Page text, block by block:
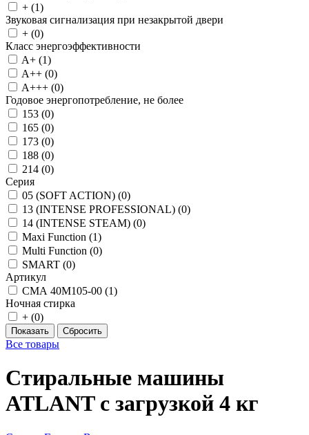
+ (1)
Звуковая сигнализация при незакрытой двери
+ (0)
Класс энергоэффективности
A+ (1)
A++ (0)
A+++ (0)
Годовое энергопотребление, не более
153 (0)
165 (0)
173 (0)
188 (0)
214 (0)
Серия
05 (SOFT ACTION) (0)
13 (INTENSE PROFESSIONAL) (0)
14 (INTENSE STEAM) (0)
Maxi Function (1)
Multi Function (0)
SMART (0)
Артикул
СМА 40М105-00 (1)
Ночная стирка
+ (0)
Все товары
Стиральные машины
ATLANT с загрузкой 4 кг